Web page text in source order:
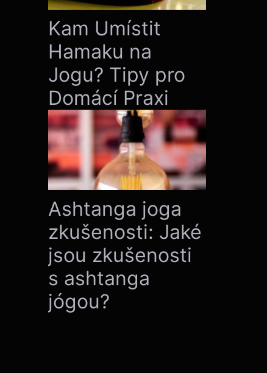
Kam Umístit
Hamaku na
Jogu? Tipy pro
Domácí Praxi
Ashtanga joga
zkušenosti: Jaké
jsou zkušenosti
s ashtanga
jógou?